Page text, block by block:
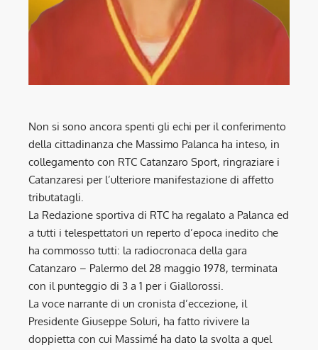
Non si sono ancora spenti gli echi per il conferimento
della cittadinanza che Massimo Palanca ha inteso, in
collegamento con RTC Catanzaro Sport, ringraziare i
Catanzaresi per l’ulteriore manifestazione di affetto
tributatagli.
La Redazione sportiva di RTC ha regalato a Palanca ed
a tutti i telespettatori un reperto d’epoca inedito che
ha commosso tutti: la radiocronaca della gara
Catanzaro – Palermo del 28 maggio 1978, terminata
con il punteggio di 3 a 1 per i Giallorossi.
La voce narrante di un cronista d’eccezione, il
Presidente Giuseppe Soluri, ha fatto rivivere la
doppietta con cui Massimé ha dato la svolta a quel